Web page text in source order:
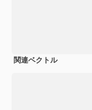
関連ベクトル